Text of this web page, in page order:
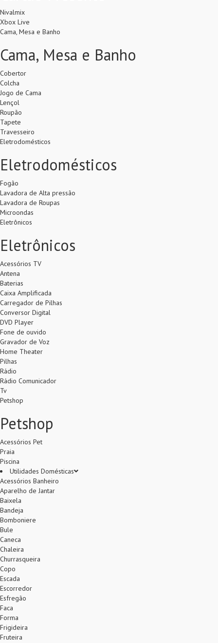
Nivalmix
Xbox Live
Cama, Mesa e Banho
Cama, Mesa e Banho
Cobertor
Colcha
Jogo de Cama
Lençol
Roupão
Tapete
Travesseiro
Eletrodomésticos
Eletrodomésticos
Fogão
Lavadora de Alta pressão
Lavadora de Roupas
Microondas
Eletrônicos
Eletrônicos
Acessórios TV
Antena
Baterias
Caixa Amplificada
Carregador de Pilhas
Conversor Digital
DVD Player
Fone de ouvido
Gravador de Voz
Home Theater
Pilhas
Rádio
Rádio Comunicador
Tv
Petshop
Petshop
Acessórios Pet
Praia
Piscina
Utilidades Domésticas
Acessórios Banheiro
Aparelho de Jantar
Baixela
Bandeja
Bomboniere
Bule
Caneca
Chaleira
Churrasqueira
Copo
Escada
Escorredor
Esfregão
Faca
Forma
Frigideira
Fruteira